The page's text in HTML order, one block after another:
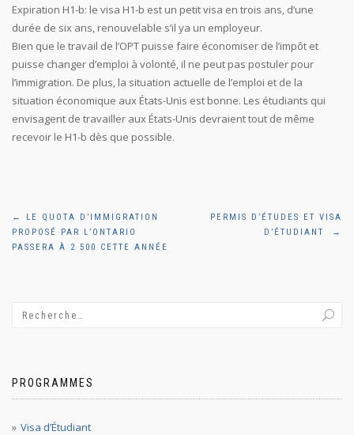
Expiration H1-b: le visa H1-b est un petit visa en trois ans, d’une
durée de six ans, renouvelable s’il ya un employeur.
Bien que le travail de l’OPT puisse faire économiser de l’impôt et
puisse changer d’emploi à volonté, il ne peut pas postuler pour
l’immigration. De plus, la situation actuelle de l’emploi et de la
situation économique aux États-Unis est bonne. Les étudiants qui
envisagent de travailler aux États-Unis devraient tout de même
recevoir le H1-b dès que possible.
Navigation
de
←
LE QUOTA D’IMMIGRATION
PROPOSÉ PAR L’ONTARIO
PASSERA À 2 500 CETTE ANNÉE
PERMIS D’ÉTUDES ET VISA
D’ÉTUDIANT
→
PROGRAMMES
Visa d’Étudiant